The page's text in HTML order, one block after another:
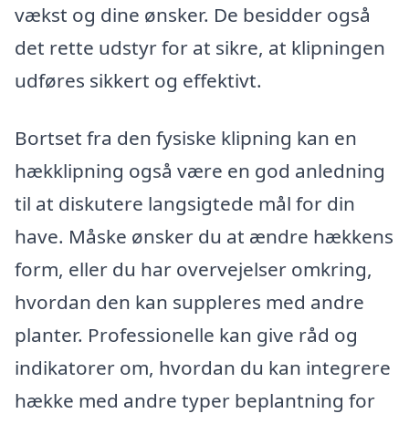
vækst og dine ønsker. De besidder også
det rette udstyr for at sikre, at klipningen
udføres sikkert og effektivt.
Bortset fra den fysiske klipning kan en
hækklipning også være en god anledning
til at diskutere langsigtede mål for din
have. Måske ønsker du at ændre hækkens
form, eller du har overvejelser omkring,
hvordan den kan suppleres med andre
planter. Professionelle kan give råd og
indikatorer om, hvordan du kan integrere
hække med andre typer beplantning for